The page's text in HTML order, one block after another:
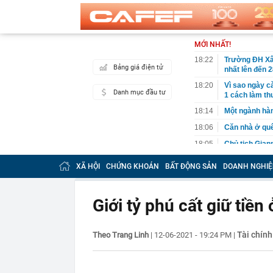
Bảng giá điện tử
Danh mục đầu tư
MỚI NHẤT!
18:22
Trường ĐH
nhất lên đến
18:20
Vì sao ngày
1 cách làm
18:14
Một ngành
18:06
Căn nhà ở
18:05
Chủ tịch
18:01
Công an đề
chóng nộp
17:57
Thông báo
Công an phát
như vắt
17:50
Người gan
XÃ HỘI CHỨNG KHOÁN BẤT ĐỘNG SẢN DOANH
Giới tỷ phú cất giữ tiền
Theo Trang Linh | 12-06-2021 - 19:24 PM | Tài